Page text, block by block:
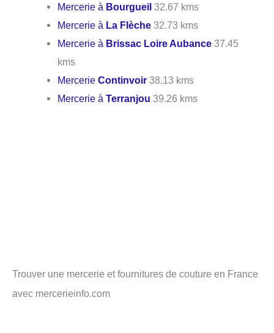
Mercerie à Bourgueil 32.67 kms
Mercerie à La Flèche 32.73 kms
Mercerie à Brissac Loire Aubance 37.45
kms
MercerieContinvoir 38.13 kms
Mercerie àTerranjou 39.26 kms
Trouver une mercerie et fournitures de couture en France
avec mercerieinfo.com